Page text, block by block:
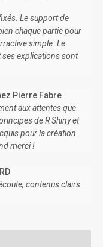
Le support de
chaque partie pour
simple. Le
ses explications sont
Pierre Fabre
aux attentes que
de R Shiny et
pour la création
merci !
contenus clairs